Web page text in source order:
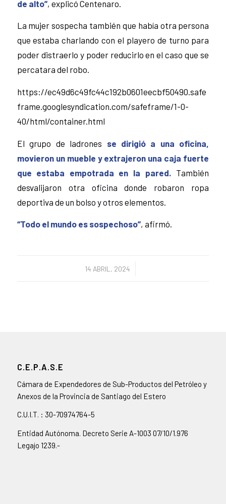
de alto”, explicó Centenaro.
La mujer sospecha también que había otra persona
que estaba charlando con el playero de turno para
poder distraerlo y poder reducirlo en el caso que se
percatara del robo.
https://ec49d6c49fc44c192b0601eecbf50490.safe
frame.googlesyndication.com/safeframe/1-0-
40/html/container.html
El grupo de ladrones se dirigió a una oficina,
movieron un mueble y extrajeron una caja fuerte
que estaba empotrada en la pared. También
desvalijaron otra oficina donde robaron ropa
deportiva de un bolso y otros elementos.
“Todo el mundo es sospechoso”, afirmó.
14 ABRIL, 2024
/
C.E.P.A.S.E
Cámara de Expendedores de Sub-Productos del Petróleo y
Anexos de la Provincia de Santiago del Estero
C.U.I.T. : 30-70974764-5
Entidad Autónoma. Decreto Serie A-1003 07/10/1.976
Legajo 1239.-